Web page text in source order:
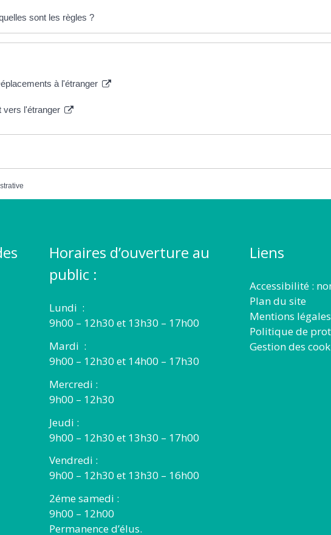
sont les règles ?
à l'étranger
vers l'étranger
Horaires d’ouverture au
public :
Lundi :
9h00 – 12h30 et 13h30 – 17h00
Mardi :
9h00 – 12h30 et 14h00 – 17h30
Mercredi :
9h00 – 12h30
Jeudi :
9h00 – 12h30 et 13h30 – 17h00
Vendredi :
9h00 – 12h30 et 13h30 – 16h00
2éme samedi :
9h00 – 12h00
Permanence d’élus.
Liens
Accessibilité :
Plan du site
Mentions légales
Politique de
Gestion des